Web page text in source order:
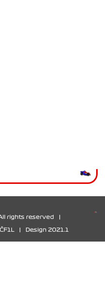
rights reserved
Design 2021.1